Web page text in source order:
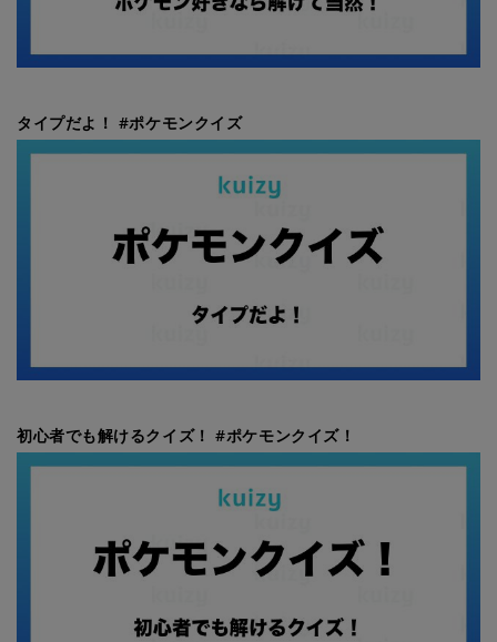
タイプだよ！ #ポケモンクイズ
初心者でも解けるクイズ！ #ポケモンクイズ！